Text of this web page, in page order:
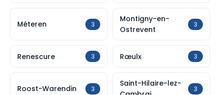
Méteren 3
Montigny-en-
Ostrevent
3
Renescure 3 Rœulx 3
Roost-Warendin 3
Saint-Hilaire-lez-
3